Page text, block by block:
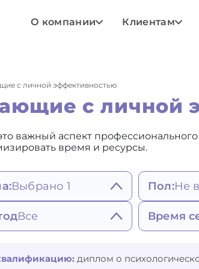
О компании Клиентам
с личной эффективностью
с личной
важный аспект профессионального
время и ресурсы.
Выбрано 1
мысли,
эмоции,
привычки
Пол:Не
Не
Все
терапия (в
Время
диплом о